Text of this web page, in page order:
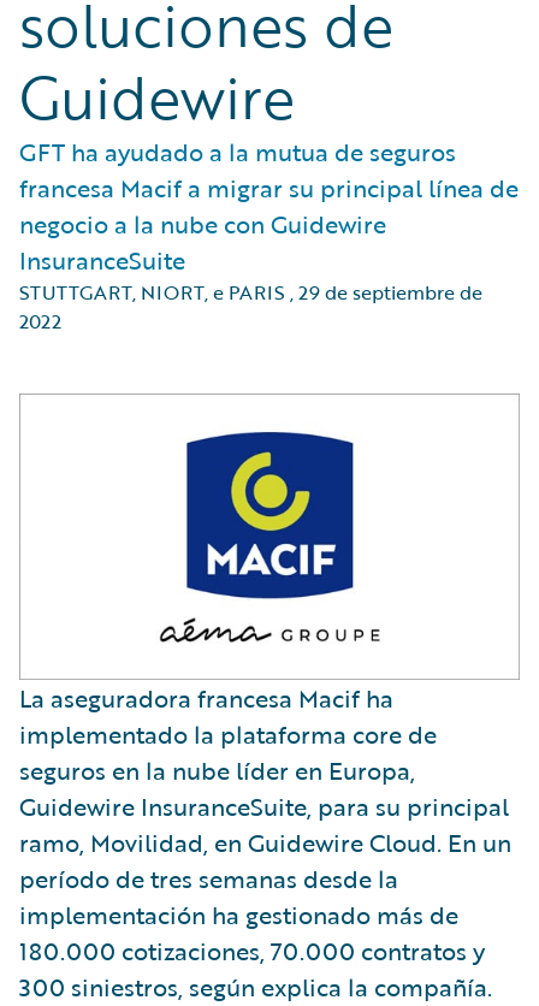
soluciones de
Guidewire
GFT ha ayudado a la mutua de seguros
francesa Macif a migrar su principal línea de
negocio a la nube con Guidewire
InsuranceSuite
STUTTGART, NIORT, e PARIS ,29 de septiembre de
2022
La aseguradora francesa Macif ha
implementado la plataforma core de
seguros en la nube líder en Europa,
Guidewire InsuranceSuite, para su principal
ramo, Movilidad, en Guidewire Cloud. En un
período de tres semanas desde la
implementación ha gestionado más de
180.000 cotizaciones, 70.000 contratos y
300 siniestros, según explica la compañía.